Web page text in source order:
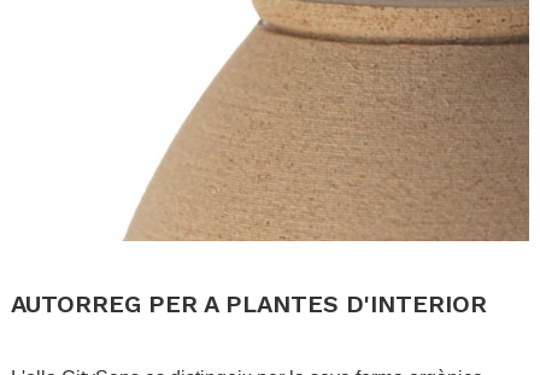
AUTORREG PER A PLANTES D'INTERIOR